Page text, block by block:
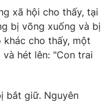
xã hội cho thấy, tại
bị võng xuống và bị
cho thấy, một
hét lên: "Con trai
bắt giữ. Nguyên